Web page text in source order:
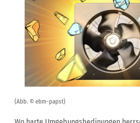
(Abb. © ebm-papst)